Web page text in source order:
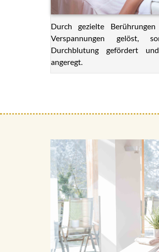
Durch gezielte
Verspannungen gelöst,
Durchblutung gefördert
angeregt.